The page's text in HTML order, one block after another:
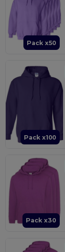
Pack x50
Pack x100
Pack x30